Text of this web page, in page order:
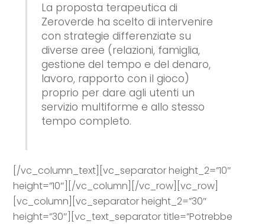
La proposta terapeutica di
Zeroverde ha scelto di intervenire
con strategie differenziate su
diverse aree (relazioni, famiglia,
gestione del tempo e del denaro,
lavoro, rapporto con il gioco)
proprio per dare agli utenti un
servizio multiforme e allo stesso
tempo completo.
[/vc_column_text][vc_separator height_2=”10″
height=”10″][/vc_column][/vc_row][vc_row]
[vc_column][vc_separator height_2=”30″
height=”30″][vc_text_separator title=”Potrebbe